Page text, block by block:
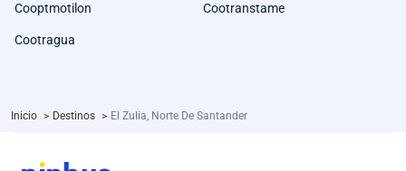
Cooptmotilon Cootranstame
Cootragua
Inicio > Destinos > El Zulia, Norte De Santander